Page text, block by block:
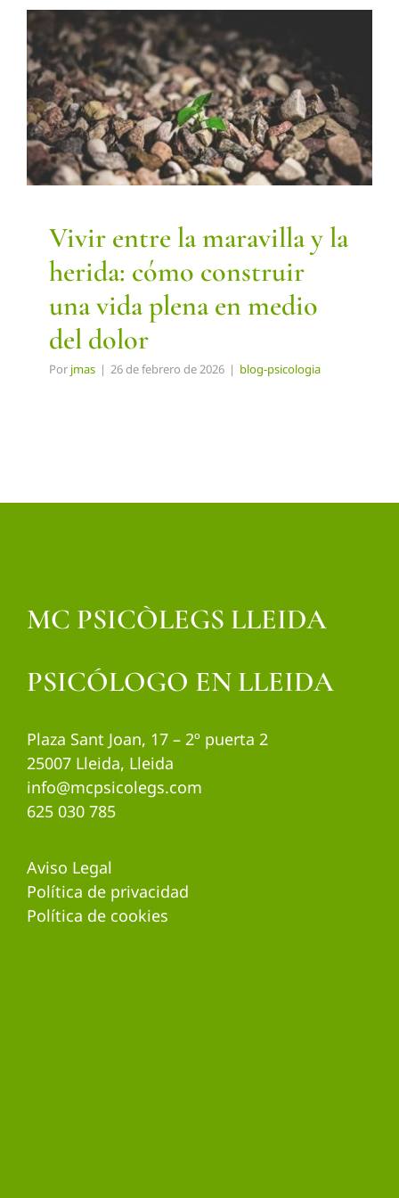
Vivir entre la maravilla y la
herida: cómo construir una
vida plena en medio del dolor
blog-psicologia
Vivir entre la maravilla y la
herida: cómo construir
una vida plena en medio
del dolor
Por jmas | 26 de febrero de 2026 | blog-psicologia
MC PSICÒLEGS LLEIDA
PSICÓLOGO EN LLEIDA
Plaza Sant Joan, 17 – 2º puerta 2
25007 Lleida, Lleida
info@mcpsicolegs.com
625 030 785
Aviso Legal
Política de privacidad
Política de cookies